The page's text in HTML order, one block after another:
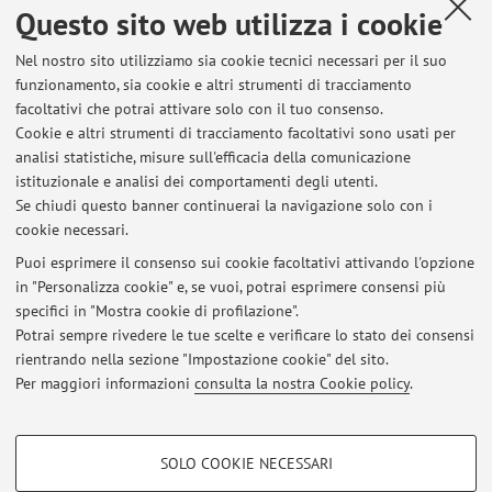
Questo sito web utilizza i cookie
Nel nostro sito utilizziamo sia cookie tecnici necessari per il suo
funzionamento, sia cookie e altri strumenti di tracciamento
facoltativi che potrai attivare solo con il tuo consenso.
Cookie e altri strumenti di tracciamento facoltativi sono usati per
analisi statistiche, misure sull'efficacia della comunicazione
istituzionale e analisi dei comportamenti degli utenti.
Se chiudi questo banner continuerai la navigazione solo con i
cookie necessari.
Puoi esprimere il consenso sui cookie facoltativi attivando l'opzione
in "Personalizza cookie" e, se vuoi, potrai esprimere consensi più
specifici in "Mostra cookie di profilazione".
Potrai sempre rivedere le tue scelte e verificare lo stato dei consensi
rientrando nella sezione "Impostazione cookie" del sito.
Per maggiori informazioni consulta la nostra Cookie policy.
COOKIE DI PROFILAZIONE - FACOLTATIVI
SOLO COOKIE NECESSARI
Contatti
E-mail: yasir.amin2@unibo.it
Dipartimento di Scienze Economiche
Piazza Scaravilli 2, Bologna -
Vai alla mappa
Ultimi avvisi
Al momento non sono presenti avvisi.
Area riservata